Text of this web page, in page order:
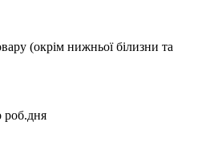
(окрім нижньої білизни та
роб.дня